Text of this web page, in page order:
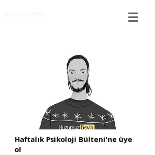
Haftalık Psikoloji Bülteni'ne üye
ol